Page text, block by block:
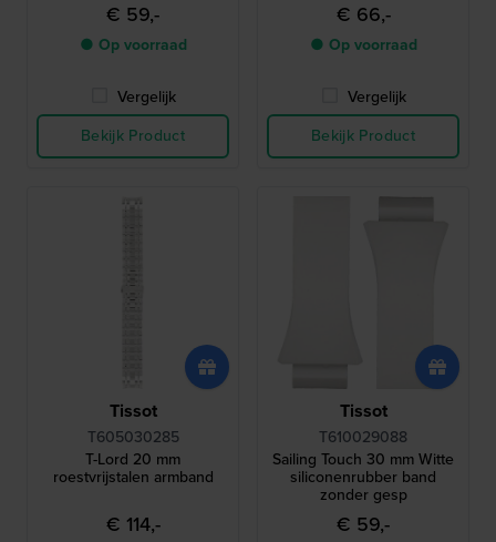
€ 59,-
● Op voorraad
Vergelijk
Bekijk Product
€ 66,-
● Op voorraad
Vergelijk
Bekijk Product
Tissot
T605030285
T-Lord 20 mm
roestvrijstalen armband
€ 114,-
Tissot
T610029088
Sailing Touch 30 mm Witte
siliconenrubber band
zonder gesp
€ 59,-